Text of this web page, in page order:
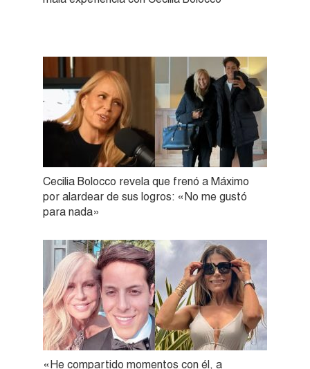
Cecilia Bolocco revela que frenó a Máximo
por alardear de sus logros: «No me gustó
para nada»
«He compartido momentos con él, a